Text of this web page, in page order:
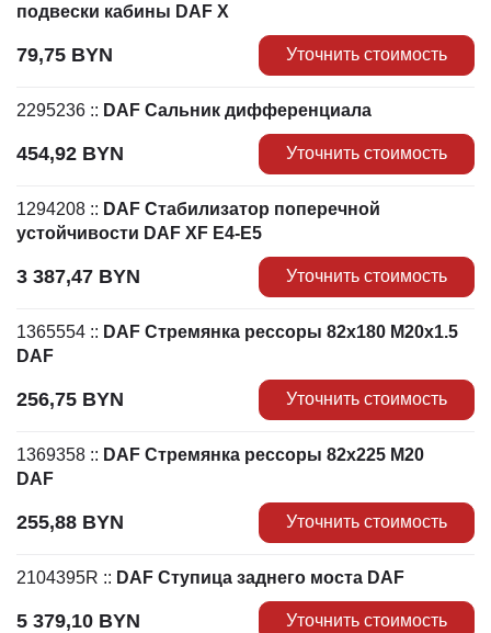
подвески кабины DAF X
79,75 BYN Уточнить стоимость
2295236 :: DAF Сальник дифференциала
454,92 BYN Уточнить стоимость
1294208 :: DAF Стабилизатор поперечной
устойчивости DAF XF E4-E5
3 387,47 BYN Уточнить стоимость
1365554 :: DAF Стремянка рессоры 82х180 M20x1.5
DAF
256,75 BYN Уточнить стоимость
1369358 :: DAF Стремянка рессоры 82х225 M20
DAF
255,88 BYN Уточнить стоимость
2104395R :: DAF Ступица заднего моста DAF
5 379,10 BYN Уточнить стоимость